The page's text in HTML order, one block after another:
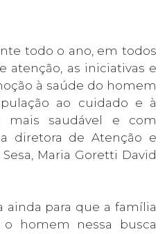
todo o ano, em todos
atenção, as iniciativas e
à saúde do homem
ao cuidado e à
mais saudável e com
diretora de Atenção e
Maria Goretti David
ainda para que a família
homem nessa busca